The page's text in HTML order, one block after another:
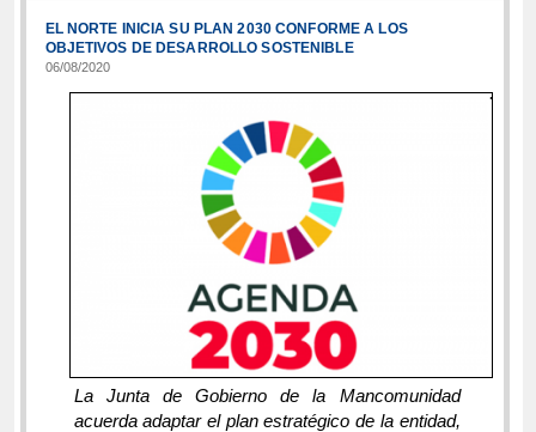
EL NORTE INICIA SU PLAN 2030 CONFORME A LOS
OBJETIVOS DE DESARROLLO SOSTENIBLE
06/08/2020
·
La Junta de Gobierno de la Mancomunidad
acuerda adaptar el plan estratégico de la entidad,